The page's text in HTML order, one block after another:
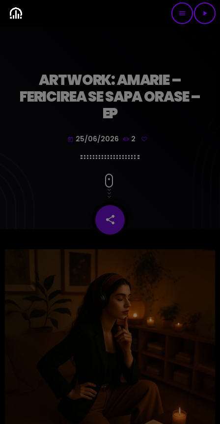
menu play_arrow
ARTWORK: AMARIE –
FERICIREA SE SAPA ORASE –
EP
today 25/06/2026 2
share
email